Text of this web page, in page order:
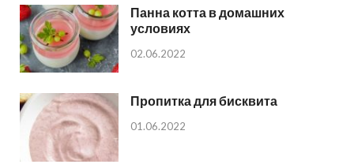
Панна котта в домашних
условиях
02.06.2022
Пропитка для бисквита
01.06.2022